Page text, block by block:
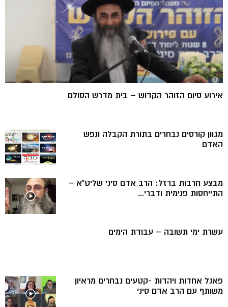
אירוע סיום הזוהר הקדוש – בית מדרש הסולם
מגוון קורסים נבחרים בתורת הקבלה ונפש
האדם
מבצע חרבות ברזל: הרב אדם סיני שליט”א –
התייחסות פנימית ודברי...
עשרת ימי תשובה – עבודת הימים
פאנל אחדות ויהדות -קטעים נבחרים מראיון
משותף עם הרב אדם סיני